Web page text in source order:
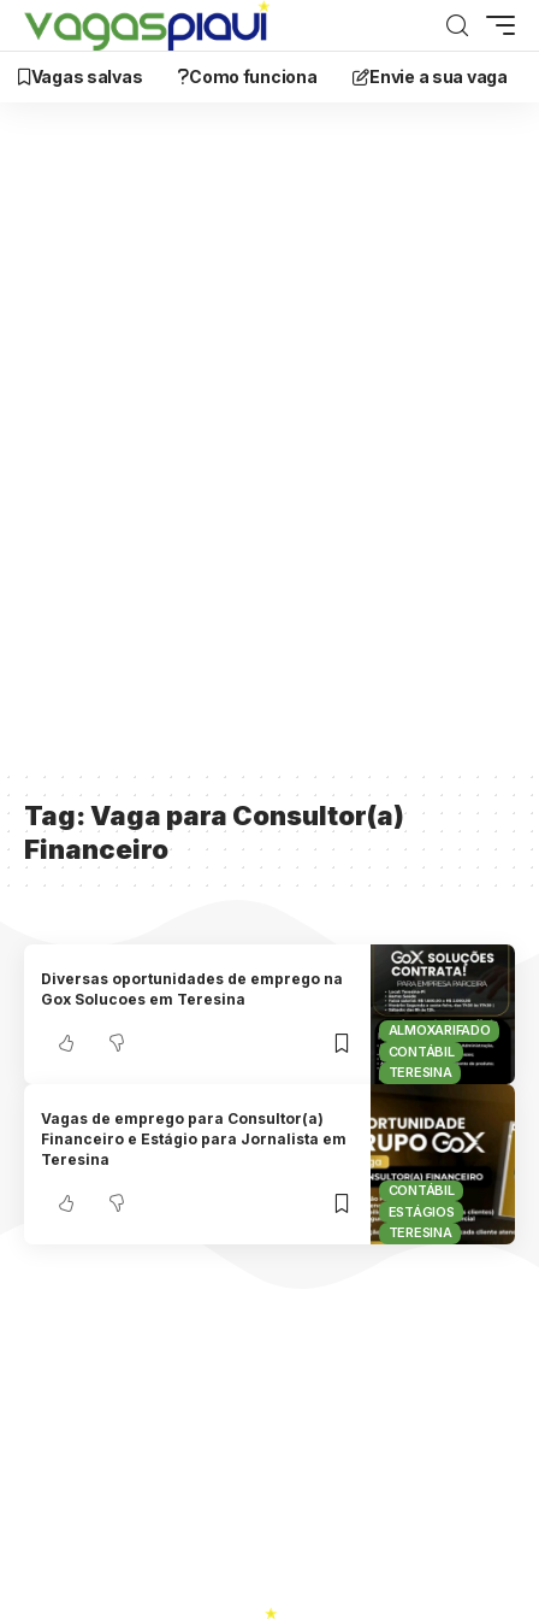
Vagas salvas Como funciona Envie a sua vaga
Tag:Vaga para Consultor(a)
Financeiro
ALMOXARIFADO
CONTÁBIL
TERESINA
Diversas oportunidades de emprego na
Gox Solucoes em Teresina
CONTÁBIL
ESTÁGIOS
TERESINA
Vagas de emprego para Consultor(a)
Financeiro e Estágio para Jornalista em
Teresina